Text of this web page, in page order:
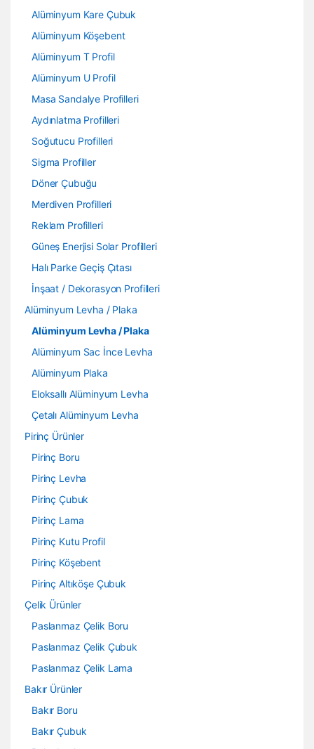
Alüminyum Kare Çubuk
Alüminyum Köşebent
Alüminyum T Profil
Alüminyum U Profil
Masa Sandalye Profilleri
Aydınlatma Profilleri
Soğutucu Profilleri
Sigma Profiller
Döner Çubuğu
Merdiven Profilleri
Reklam Profilleri
Güneş Enerjisi Solar Profilleri
Halı Parke Geçiş Çıtası
İnşaat / Dekorasyon Profilleri
Alüminyum Levha / Plaka
Alüminyum Levha / Plaka
Alüminyum Sac İnce Levha
Alüminyum Plaka
Eloksallı Alüminyum Levha
Çetalı Alüminyum Levha
Pirinç Ürünler
Pirinç Boru
Pirinç Levha
Pirinç Çubuk
Pirinç Lama
Pirinç Kutu Profil
Pirinç Köşebent
Pirinç Altıköşe Çubuk
Çelik Ürünler
Paslanmaz Çelik Boru
Paslanmaz Çelik Çubuk
Paslanmaz Çelik Lama
Bakır Ürünler
Bakır Boru
Bakır Çubuk